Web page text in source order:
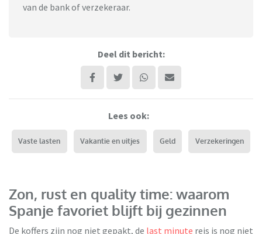
van de bank of verzekeraar.
Deel dit bericht:
Lees ook:
Vaste lasten Vakantie en uitjes Geld Verzekeringen
Zon, rust en quality time: waarom
Spanje favoriet blijft bij gezinnen
De koffers zijn nog niet gepakt, de last minute reis is nog niet